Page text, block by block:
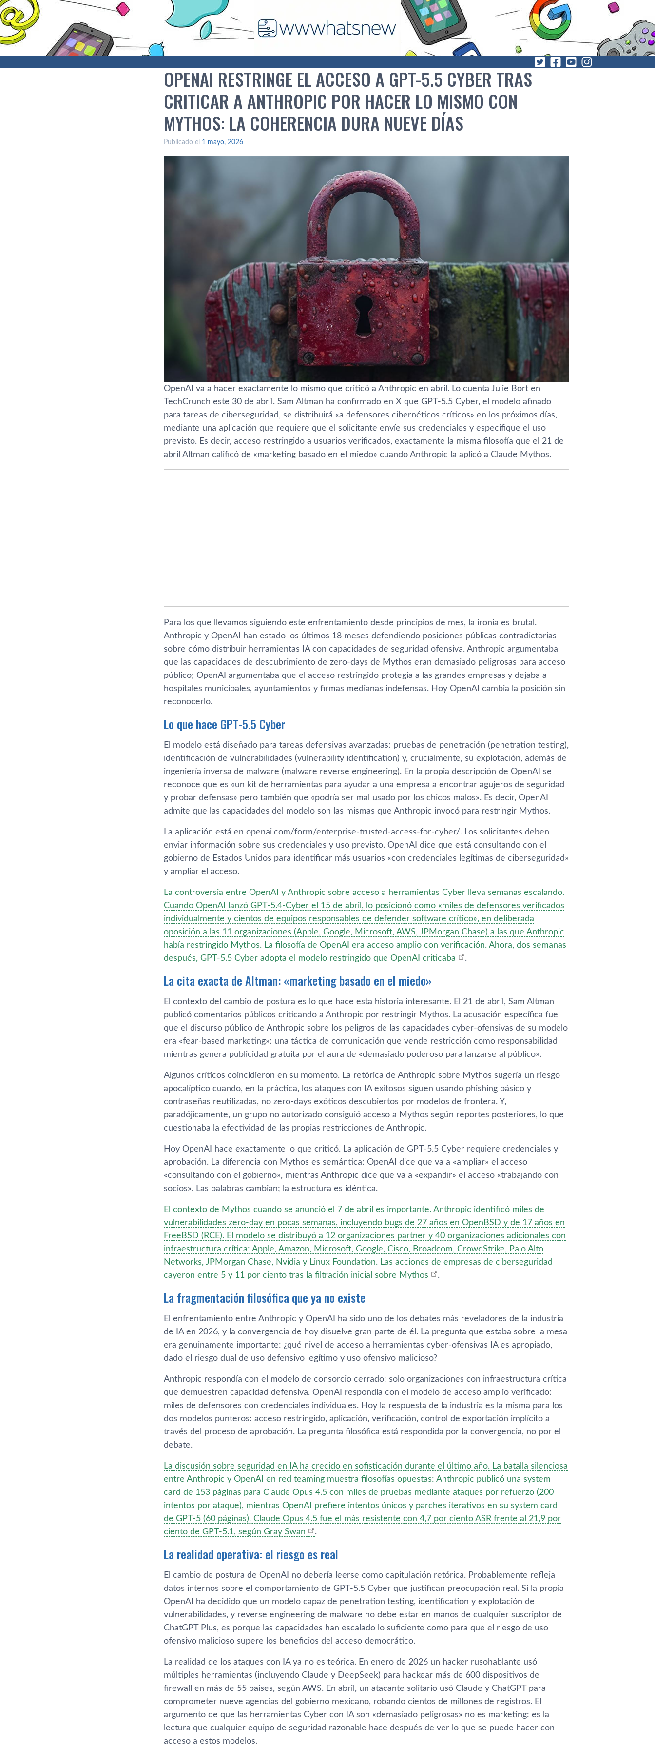
OPENAI RESTRINGE EL ACCESO A GPT-5.5 CYBER TRAS
CRITICAR A ANTHROPIC POR HACER LO MISMO CON
MYTHOS: LA COHERENCIA DURA NUEVE DÍAS
Publicado el 1 mayo, 2026
OpenAI va a hacer exactamente lo mismo que criticó a Anthropic en abril. Lo cuenta Julie Bort en
TechCrunch este 30 de abril. Sam Altman ha confirmado en X que GPT-5.5 Cyber, el modelo afinado
para tareas de ciberseguridad, se distribuirá «a defensores cibernéticos críticos» en los próximos días,
mediante una aplicación que requiere que el solicitante envíe sus credenciales y especifique el uso
previsto. Es decir, acceso restringido a usuarios verificados, exactamente la misma filosofía que el 21 de
abril Altman calificó de «marketing basado en el miedo» cuando Anthropic la aplicó a Claude Mythos.
Para los que llevamos siguiendo este enfrentamiento desde principios de mes, la ironía es brutal.
Anthropic y OpenAI han estado los últimos 18 meses defendiendo posiciones públicas contradictorias
sobre cómo distribuir herramientas IA con capacidades de seguridad ofensiva. Anthropic argumentaba
que las capacidades de descubrimiento de zero-days de Mythos eran demasiado peligrosas para acceso
público; OpenAI argumentaba que el acceso restringido protegía a las grandes empresas y dejaba a
hospitales municipales, ayuntamientos y firmas medianas indefensas. Hoy OpenAI cambia la posición sin
reconocerlo.
Lo que hace GPT-5.5 Cyber
El modelo está diseñado para tareas defensivas avanzadas: pruebas de penetración (penetration testing),
identificación de vulnerabilidades (vulnerability identification) y, crucialmente, su explotación, además de
ingeniería inversa de malware (malware reverse engineering). En la propia descripción de OpenAI se
reconoce que es «un kit de herramientas para ayudar a una empresa a encontrar agujeros de seguridad
y probar defensas» pero también que «podría ser mal usado por los chicos malos». Es decir, OpenAI
admite que las capacidades del modelo son las mismas que Anthropic invocó para restringir Mythos.
La aplicación está en openai.com/form/enterprise-trusted-access-for-cyber/. Los solicitantes deben
enviar información sobre sus credenciales y uso previsto. OpenAI dice que está consultando con el
gobierno de Estados Unidos para identificar más usuarios «con credenciales legítimas de ciberseguridad»
y ampliar el acceso.
La controversia entre OpenAI y Anthropic sobre acceso a herramientas Cyber lleva semanas escalando.
Cuando OpenAI lanzó GPT-5.4-Cyber el 15 de abril, lo posicionó como «miles de defensores verificados
individualmente y cientos de equipos responsables de defender software crítico», en deliberada
oposición a las 11 organizaciones (Apple, Google, Microsoft, AWS, JPMorgan Chase) a las que Anthropic
había restringido Mythos. La filosofía de OpenAI era acceso amplio con verificación. Ahora, dos semanas
después, GPT-5.5 Cyber adopta el modelo restringido que OpenAI criticaba
.
La cita exacta de Altman: «marketing basado en el miedo»
El contexto del cambio de postura es lo que hace esta historia interesante. El 21 de abril, Sam Altman
publicó comentarios públicos criticando a Anthropic por restringir Mythos. La acusación específica fue
que el discurso público de Anthropic sobre los peligros de las capacidades cyber-ofensivas de su modelo
era «fear-based marketing»: una táctica de comunicación que vende restricción como responsabilidad
mientras genera publicidad gratuita por el aura de «demasiado poderoso para lanzarse al público».
Algunos críticos coincidieron en su momento. La retórica de Anthropic sobre Mythos sugería un riesgo
apocalíptico cuando, en la práctica, los ataques con IA exitosos siguen usando phishing básico y
contraseñas reutilizadas, no zero-days exóticos descubiertos por modelos de frontera. Y,
paradójicamente, un grupo no autorizado consiguió acceso a Mythos según reportes posteriores, lo que
cuestionaba la efectividad de las propias restricciones de Anthropic.
Hoy OpenAI hace exactamente lo que criticó. La aplicación de GPT-5.5 Cyber requiere credenciales y
aprobación. La diferencia con Mythos es semántica: OpenAI dice que va a «ampliar» el acceso
«consultando con el gobierno», mientras Anthropic dice que va a «expandir» el acceso «trabajando con
socios». Las palabras cambian; la estructura es idéntica.
El contexto de Mythos cuando se anunció el 7 de abril es importante. Anthropic identificó miles de
vulnerabilidades zero-day en pocas semanas, incluyendo bugs de 27 años en OpenBSD y de 17 años en
FreeBSD (RCE). El modelo se distribuyó a 12 organizaciones partner y 40 organizaciones adicionales con
infraestructura crítica: Apple, Amazon, Microsoft, Google, Cisco, Broadcom, CrowdStrike, Palo Alto
Networks, JPMorgan Chase, Nvidia y Linux Foundation. Las acciones de empresas de ciberseguridad
cayeron entre 5 y 11 por ciento tras la filtración inicial sobre Mythos
.
La fragmentación filosófica que ya no existe
El enfrentamiento entre Anthropic y OpenAI ha sido uno de los debates más reveladores de la industria
de IA en 2026, y la convergencia de hoy disuelve gran parte de él. La pregunta que estaba sobre la mesa
era genuinamente importante: ¿qué nivel de acceso a herramientas cyber-ofensivas IA es apropiado,
dado el riesgo dual de uso defensivo legítimo y uso ofensivo malicioso?
Anthropic respondía con el modelo de consorcio cerrado: solo organizaciones con infraestructura crítica
que demuestren capacidad defensiva. OpenAI respondía con el modelo de acceso amplio verificado:
miles de defensores con credenciales individuales. Hoy la respuesta de la industria es la misma para los
dos modelos punteros: acceso restringido, aplicación, verificación, control de exportación implícito a
través del proceso de aprobación. La pregunta filosófica está respondida por la convergencia, no por el
debate.
La discusión sobre seguridad en IA ha crecido en sofisticación durante el último año. La batalla silenciosa
entre Anthropic y OpenAI en red teaming muestra filosofías opuestas: Anthropic publicó una system
card de 153 páginas para Claude Opus 4.5 con miles de pruebas mediante ataques por refuerzo (200
intentos por ataque), mientras OpenAI prefiere intentos únicos y parches iterativos en su system card
de GPT-5 (60 páginas). Claude Opus 4.5 fue el más resistente con 4,7 por ciento ASR frente al 21,9 por
ciento de GPT-5.1, según Gray Swan
.
La realidad operativa: el riesgo es real
El cambio de postura de OpenAI no debería leerse como capitulación retórica. Probablemente refleja
datos internos sobre el comportamiento de GPT-5.5 Cyber que justifican preocupación real. Si la propia
OpenAI ha decidido que un modelo capaz de penetration testing, identification y explotación de
vulnerabilidades, y reverse engineering de malware no debe estar en manos de cualquier suscriptor de
ChatGPT Plus, es porque las capacidades han escalado lo suficiente como para que el riesgo de uso
ofensivo malicioso supere los beneficios del acceso democrático.
La realidad de los ataques con IA ya no es teórica. En enero de 2026 un hacker rusohablante usó
múltiples herramientas (incluyendo Claude y DeepSeek) para hackear más de 600 dispositivos de
firewall en más de 55 países, según AWS. En abril, un atacante solitario usó Claude y ChatGPT para
comprometer nueve agencias del gobierno mexicano, robando cientos de millones de registros. El
argumento de que las herramientas Cyber con IA son «demasiado peligrosas» no es marketing: es la
lectura que cualquier equipo de seguridad razonable hace después de ver lo que se puede hacer con
acceso a estos modelos.